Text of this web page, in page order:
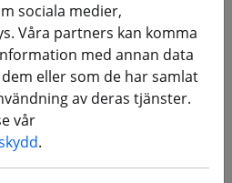
5,8 G RHCP 100
FPV-antenn
sociala medier,
Våra partners kan komma
med annan data
eller som de har samlat
av deras tjänster.
vår
.